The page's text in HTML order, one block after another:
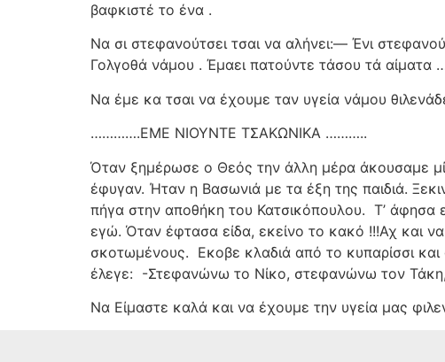
βαφκιστέ το ένα .
Να σι στεφανούτσει τσαι να αλήνει:— Ένι
Γολγοθά νάμου . Έμαει πατούντε τάσου τά αίματα
Να έμε κα τσαι να έχουμε ταν υγεία νάμου
………….ΕΜΕ ΝΙΟΥΝΤΕ ΤΣΑΚΩΝΙΚΑ ………..
Όταν ξημέρωσε ο Θεός την άλλη μέρα άκουσαμε
έφυγαν. Ήταν η Βασωνιά με τα έξη της παιδιά.
πήγα στην αποθήκη του Κατσικόπουλου. Τ’ άφησα
εγώ. Όταν έφτασα είδα, εκείνο το κακό !!!Αχ και
σκοτωμένους. Εκοβε κλαδιά από το κυπαρίσσι
έλεγε: -Στεφανώνω το Νίκο, στεφανώνω τον
Να Είμαστε καλά και να έχουμε την υγεία μας